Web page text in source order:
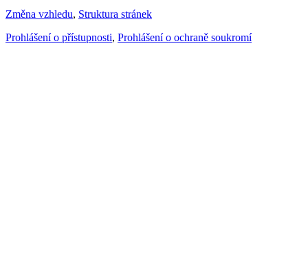
Změna vzhledu, Struktura stránek
Prohlášení o přístupnosti, Prohlášení o ochraně soukromí